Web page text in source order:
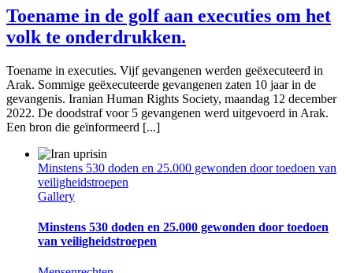
Toename in de golf aan executies om het
volk te onderdrukken.
Toename in executies. Vijf gevangenen werden geëxecuteerd in
Arak. Sommige geëxecuteerde gevangenen zaten 10 jaar in de
gevangenis. Iranian Human Rights Society, maandag 12 december
2022. De doodstraf voor 5 gevangenen werd uitgevoerd in Arak.
Een bron die geïnformeerd [...]
Minstens 530 doden en 25.000 gewonden door toedoen van
veiligheidstroepen
Gallery
Minstens 530 doden en 25.000 gewonden door toedoen
van veiligheidstroepen